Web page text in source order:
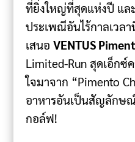
ที่ยิ่งใหญ่ที่สุดแห่งปี แล
ประเพณีอันไร้กาลเวล
เสนอVENTUS
Limited-Run สุดเอ็กซ์
ใจมาจาก “Pimento
อาหารอันเป็นสัญลักษ
กอล์ฟ!